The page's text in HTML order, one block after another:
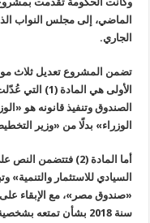
الماضي، إلى مجلس النواب
الجاري.
الأولى هي
الصندوق وتنفيذ قانونه هو
الوزراء» بدلًا من «وزير
أما المادة (2)
السيادي للاستثمار والتنمية»
«صندوق مصر»، مع الإبقاء
سنة 2018 بشأن تمتعه